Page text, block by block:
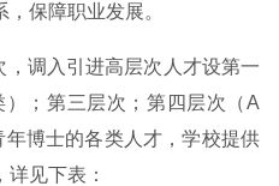
保障职业发展。
调入引进高层次人才设第一
；第三层次；第四层次（A
博士的各类人才，学校提供
见下表：